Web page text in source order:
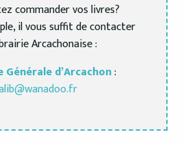
commander vos livres?
il vous suffit de contacter
Arcachonaise :
d’Arcachon: